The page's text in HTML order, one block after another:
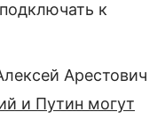
к
Арестович
и Путин могут